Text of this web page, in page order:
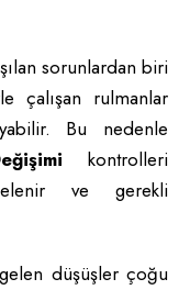
sorunlardan biri
çalışan rulmanlar
Bu nedenle
kontrolleri
ve gerekli
düşüşler çoğu